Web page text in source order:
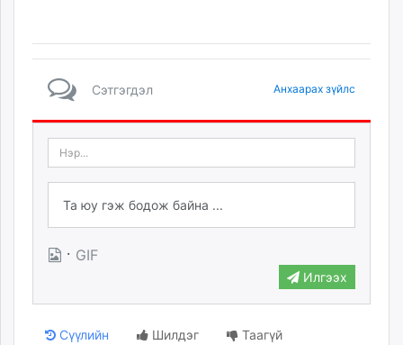
Сэтгэгдэл Анхаарах зүйлс
· GIF
Илгээх
Сүүлийн Шилдэг Таагүй